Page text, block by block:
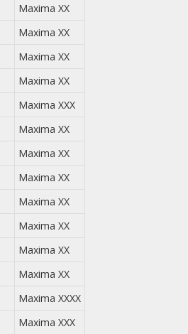
Maxima XX
Maxima XX
Maxima XX
Maxima XX
Maxima XXX
Maxima XX
Maxima XX
Maxima XX
Maxima XX
Maxima XX
Maxima XX
Maxima XX
Maxima XXXX
Maxima XXX